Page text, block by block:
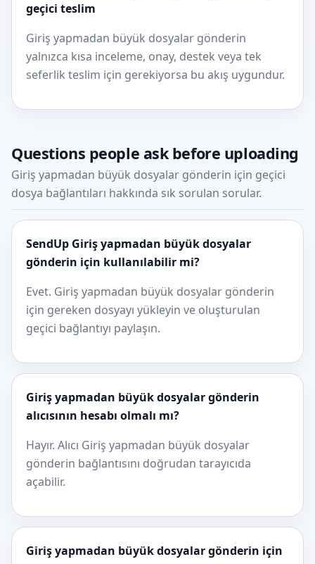
geçici teslim
Giriş yapmadan büyük dosyalar gönderin
yalnızca kısa inceleme, onay, destek veya tek
seferlik teslim için gerekiyorsa bu akış uygundur.
Questions people ask before uploading
Giriş yapmadan büyük dosyalar gönderin için geçici
dosya bağlantıları hakkında sık sorulan sorular.
SendUp Giriş yapmadan büyük dosyalar
gönderin için kullanılabilir mi?
Evet. Giriş yapmadan büyük dosyalar gönderin
için gereken dosyayı yükleyin ve oluşturulan
geçici bağlantıyı paylaşın.
Giriş yapmadan büyük dosyalar gönderin
alıcısının hesabı olmalı mı?
Hayır. Alıcı Giriş yapmadan büyük dosyalar
gönderin bağlantısını doğrudan tarayıcıda
açabilir.
Giriş yapmadan büyük dosyalar gönderin için